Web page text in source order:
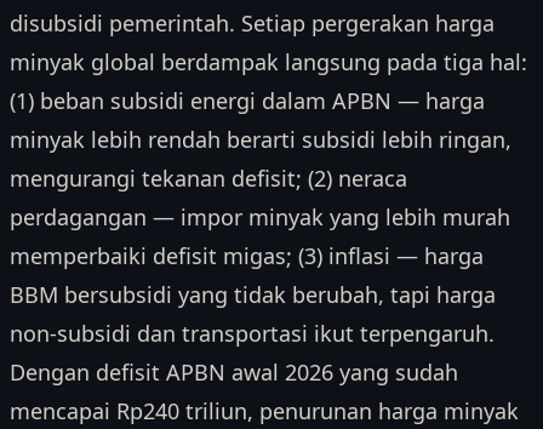
disubsidi pemerintah. Setiap pergerakan harga
minyak global berdampak langsung pada tiga hal:
(1) beban subsidi energi dalam APBN — harga
minyak lebih rendah berarti subsidi lebih ringan,
mengurangi tekanan defisit; (2) neraca
perdagangan — impor minyak yang lebih murah
memperbaiki defisit migas; (3) inflasi — harga
BBM bersubsidi yang tidak berubah, tapi harga
non-subsidi dan transportasi ikut terpengaruh.
Dengan defisit APBN awal 2026 yang sudah
mencapai Rp240 triliun, penurunan harga minyak